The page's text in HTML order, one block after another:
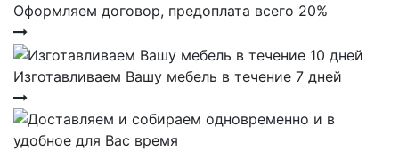
Оформляем договор, предоплата всего 20%
Изготавливаем Вашу мебель в течение 7 дней